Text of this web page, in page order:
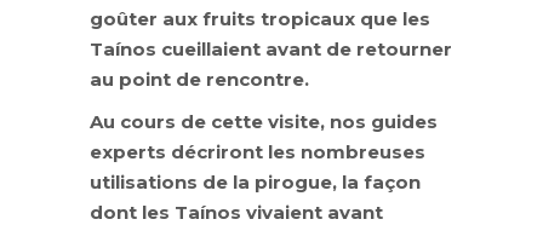
goûter aux fruits tropicaux que les
Taínos cueillaient avant de retourner
au point de rencontre.
Au cours de cette visite, nos guides
experts décriront les nombreuses
utilisations de la pirogue, la façon
dont les Taínos vivaient avant